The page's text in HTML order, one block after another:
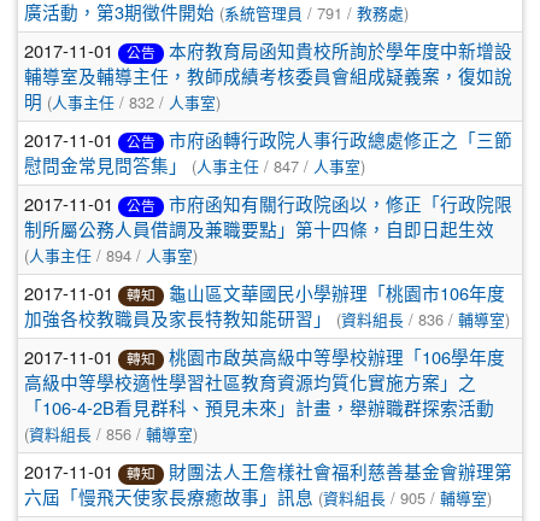
廣活動，第3期徵件開始 (系統管理員 / 791 / 教務處)
2017-11-01 公告
本府教育局函知貴校所詢於學年度中新增設
輔導室及輔導主任，教師成績考核委員會組成疑義案，復如說
明 (人事主任 / 832 / 人事室)
2017-11-01 公告
市府函轉行政院人事行政總處修正之「三節
慰問金常見問答集」
(人事主任 / 847 / 人事室)
2017-11-01 公告
市府函知有關行政院函以，修正「行政院限
制所屬公務人員借調及兼職要點」第十四條，自即日起生效
(人事主任 / 894 / 人事室)
2017-11-01 轉知
龜山區文華國民小學辦理「桃園市106年度
加強各校教職員及家長特教知能研習」
(資料組長 / 836 / 輔導室)
2017-11-01 轉知
桃園市啟英高級中等學校辦理「106學年度
高級中等學校適性學習社區教育資源均質化實施方案」之
「106-4-2B看見群科、預見未來」計畫，舉辦職群探索活動
(資料組長 / 856 / 輔導室)
2017-11-01 轉知
財團法人王詹樣社會福利慈善基金會辦理第
六屆「慢飛天使家長療癒故事」訊息 (資料組長 / 905 / 輔導室)